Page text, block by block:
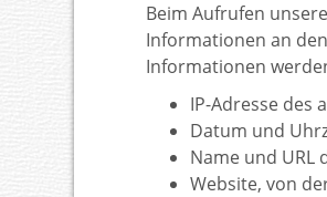
Beim Aufrufen
Informationen an
Informationen
IP-Adresse des
Datum und
Name und URL
Website, von